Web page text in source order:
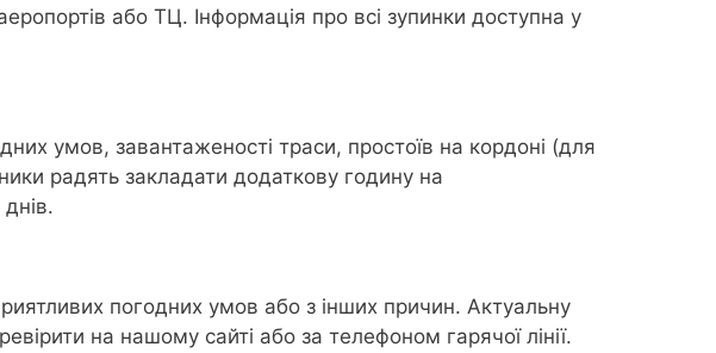
або ТЦ. Інформація про всі зупинки доступна у
умов, завантаженості траси, простоїв на кордоні (для
радять закладати додаткову годину на
погодних умов або з інших причин. Актуальну
на нашому сайті або за телефоном гарячої лінії.